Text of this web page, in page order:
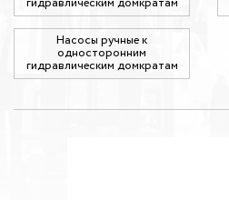
Насосы ручные к
односторонним
гидравлическим домкратам